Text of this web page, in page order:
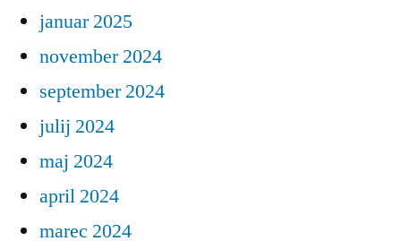
januar 2025
november 2024
september 2024
julij 2024
maj 2024
april 2024
marec 2024